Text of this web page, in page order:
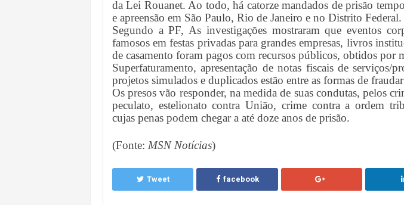
da Lei Rouanet. Ao todo, há catorze mandados de prisão
e apreensão em São Paulo, Rio de Janeiro e no Distrito Federal.
Segundo a PF, As investigações mostraram que eventos
famosos em festas privadas para grandes empresas, livros
de casamento foram pagos com recursos públicos, obtidos por
Superfaturamento, apresentação de notas fiscais de serviços/
projetos simulados e duplicados estão entre as formas de
Os presos vão responder, na medida de suas condutas, pelos
peculato, estelionato contra União, crime contra a ordem
cujas penas podem chegar a até doze anos de prisão.
(Fonte: MSN Notícias)
Tweet facebook